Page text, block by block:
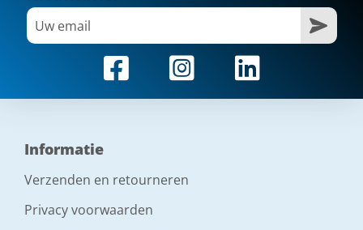
7.5 kW, 400 V, 50 Hz
elektrische aansluiting
400 V, 50 Hz, 3 ph
Informatie
Verzenden en retourneren
Privacy voorwaarden